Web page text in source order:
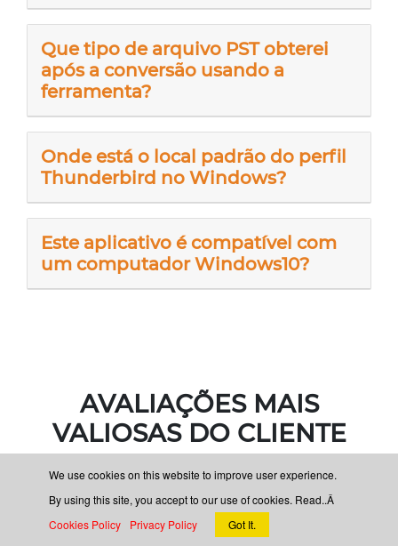
Que tipo de arquivo PST obterei
após a conversão usando a
ferramenta?
Onde está o local padrão do perfil
Thunderbird no Windows?
Este aplicativo é compatível com
um computador Windows10?
AVALIAÇÕES MAIS
VALIOSAS DO CLIENTE
Depois de uma longa pesquisa pela migração do
We use cookies on this website to improve user experience.
By using this site, you accept to our use of cookies. Read..Â
Cookies Policy
Privacy Policy Got It.